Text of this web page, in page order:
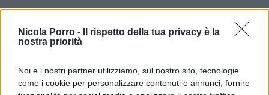
Nicola Porro -
Il rispetto della tua privacy è la
nostra priorità
Noi e i nostri partner utilizziamo, sul nostro sito, tecnologie
come i cookie per personalizzare contenuti e annunci, fornire
Il secondary ticket a prezzo maggiorato
non è un
dettaglio marginale: distorce il sistema di prezzi